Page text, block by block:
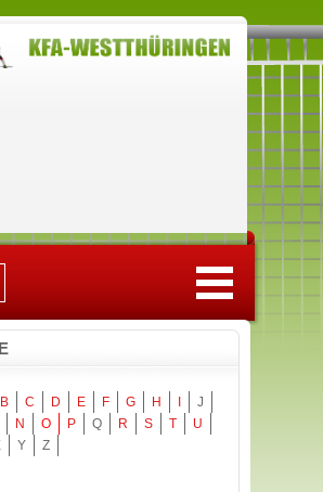
B C D E F G H
J
N O P Q R S T
U
Y Z